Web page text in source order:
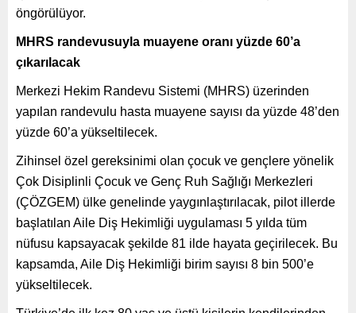
öngörülüyor.
MHRS randevusuyla muayene oranı yüzde 60’a
çıkarılacak
Merkezi Hekim Randevu Sistemi (MHRS) üzerinden
yapılan randevulu hasta muayene sayısı da yüzde 48’den
yüzde 60’a yükseltilecek.
Zihinsel özel gereksinimi olan çocuk ve gençlere yönelik
Çok Disiplinli Çocuk ve Genç Ruh Sağlığı Merkezleri
(ÇÖZGEM) ülke genelinde yaygınlaştırılacak, pilot illerde
başlatılan Aile Diş Hekimliği uygulaması 5 yılda tüm
nüfusu kapsayacak şekilde 81 ilde hayata geçirilecek. Bu
kapsamda, Aile Diş Hekimliği birim sayısı 8 bin 500’e
yükseltilecek.